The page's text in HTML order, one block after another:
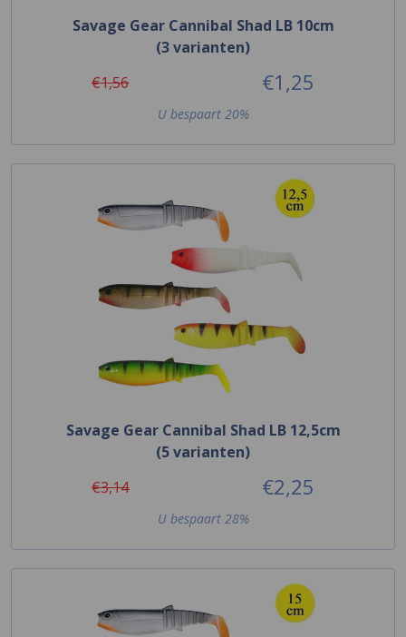
Savage Gear Cannibal Shad LB 10cm
(3 varianten)
€1,56
€1,25
U bespaart 20%
Savage Gear Cannibal Shad LB 12,5cm
(5 varianten)
€3,14
€2,25
U bespaart 28%